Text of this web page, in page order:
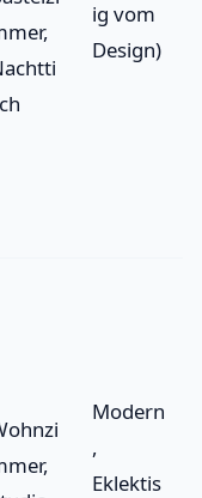
ig vom
Design)
Modern
,
Eklektis